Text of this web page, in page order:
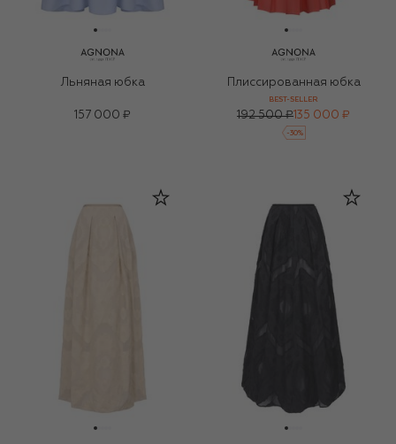
Льняная юбка
157 000 ₽
Плиссированная юбка
BEST-SELLER
192 500 ₽ 135 000 ₽
-30%